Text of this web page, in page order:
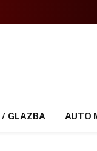
/ GLAZBA AUTO